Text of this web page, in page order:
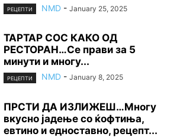
РЕЦЕПТИ NMD - January 25, 2025
ТАРТАР СОС КАКО ОД
РЕСТОРАН…Се прави за 5
минути и многу...
РЕЦЕПТИ NMD - January 8, 2025
ПРСТИ ДА ИЗЛИЖЕШ…Многу
вкусно јадење со ќофтиња,
евтино и едноставно, рецепт...